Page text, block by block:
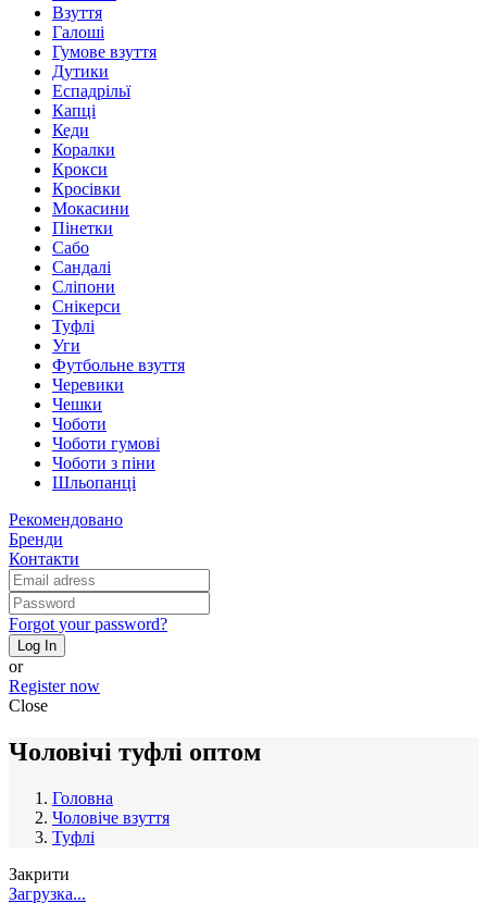
Взуття
Галоші
Гумове взуття
Дутики
Еспадрільї
Капці
Кеди
Коралки
Крокси
Кросівки
Мокасини
Пінетки
Сабо
Сандалі
Сліпони
Снікерси
Туфлі
Уги
Футбольне взуття
Черевики
Чешки
Чоботи
Чоботи гумові
Чоботи з піни
Шльопанці
Рекомендовано
Бренди
Контакти
Forgot your password?
Log In
or
Register now
Close
Чоловічі туфлі оптом
Головна
Чоловіче взуття
Туфлі
Закрити
Загрузка...